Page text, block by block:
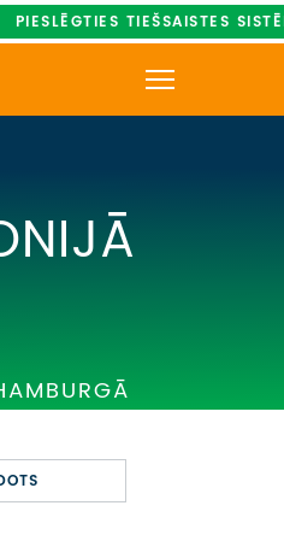
PIESLĒGTIES TIEŠSAISTES
APDROŠINĀŠANA